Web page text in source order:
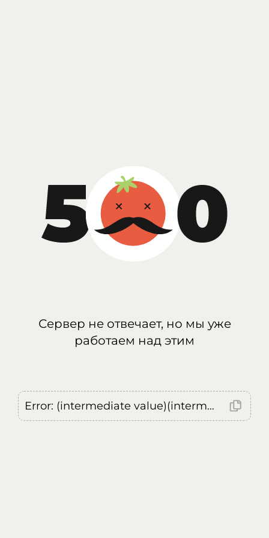
Сервер не отвечает, но мы уже
работаем над этим
Error: (intermediate value)(intermediate value)(intermediate value).replaceAll is not a function